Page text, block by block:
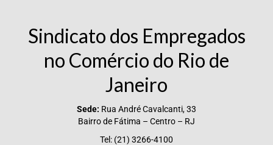
Sindicato dos Empregados
no Comércio do Rio de
Janeiro
Sede: Rua André Cavalcanti, 33
Bairro de Fátima – Centro – RJ
Tel: (21) 3266-4100